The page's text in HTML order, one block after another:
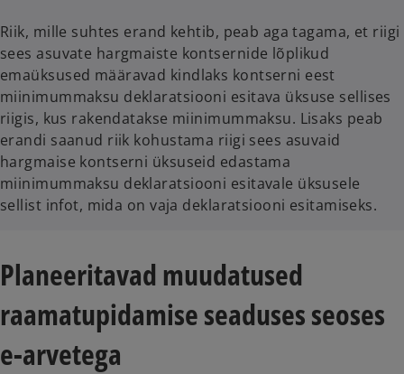
Riik, mille suhtes erand kehtib, peab aga tagama, et riigi
sees asuvate hargmaiste kontsernide lõplikud
emaüksused määravad kindlaks kontserni eest
miinimummaksu deklaratsiooni esitava üksuse sellises
riigis, kus rakendatakse miinimummaksu. Lisaks peab
erandi saanud riik kohustama riigi sees asuvaid
hargmaise kontserni üksuseid edastama
miinimummaksu deklaratsiooni esitavale üksusele
sellist infot, mida on vaja deklaratsiooni esitamiseks.
Planeeritavad muudatused
raamatupidamise seaduses seoses
e-arvetega